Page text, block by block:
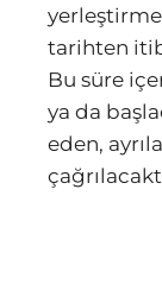
tarihten
Bu süre
ya da
eden,